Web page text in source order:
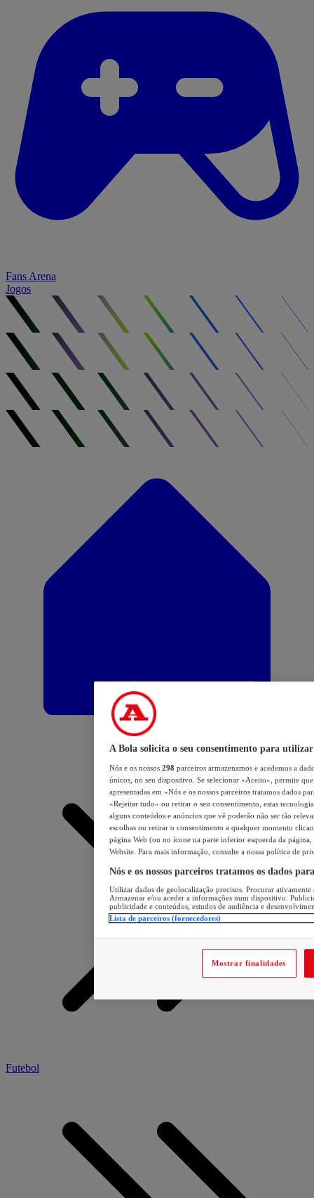
Fans Arena
Jogos
Futebol
A Bola solicita o seu consentimento para utilizar
Nós e os nossos 298 parceiros armazenamos e acedemos a
únicos, no seu dispositivo. Se selecionar «Aceito», permite
apresentadas em «Nós e os nossos parceiros tratamos dados
«Rejeitar tudo» ou retirar o seu consentimento, estas
alguns conteúdos e anúncios que vê poderão não ser tão
escolhas ou retirar o consentimento a qualquer momento
página Web (ou no ícone na parte inferior esquerda da página,
Website. Para mais informação, consulte a nossa política de
Nós e os nossos parceiros tratamos os dados
Utilizar dados de geolocalização precisos. Procurar
Armazenar e/ou aceder a informações num dispositivo.
publicidade e conteúdos, estudos de audiência e
Lista de parceiros (fornecedores)
Mostrar finalidades